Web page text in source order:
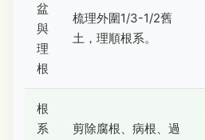
盆
與
理
根
梳理外圍1/3-1/2舊
土，理順根系。
根
系
剪除腐根、病根、過